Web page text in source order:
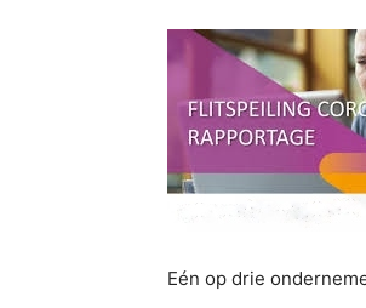
Eén op drie